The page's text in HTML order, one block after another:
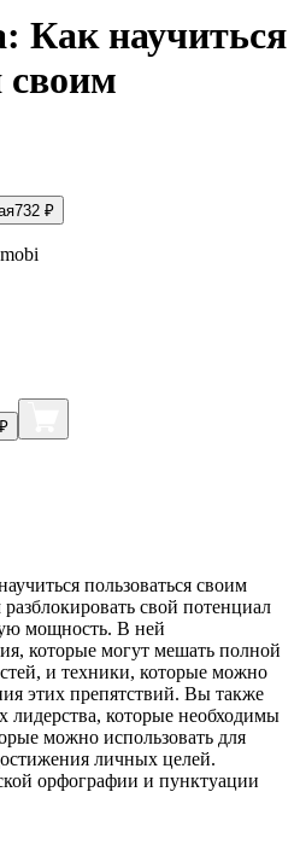
Как научиться
своим
732 ₽
пользоваться своим
свой потенциал
мощность. В ней
которые могут мешать полной
и техники, которые можно
этих препятствий. Вы также
лидерства, которые необходимы
можно использовать для
личных целей.
орфографии и пунктуации